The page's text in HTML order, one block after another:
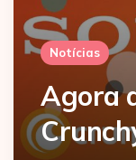
Notícias
Agora